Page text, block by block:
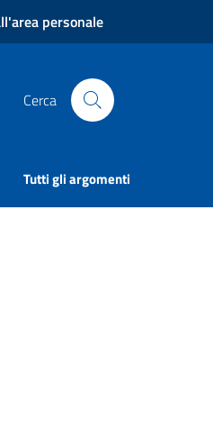
personale
Cerca
Tutti gli argomenti